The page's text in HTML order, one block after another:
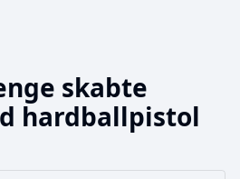
skabte
hardballpistol